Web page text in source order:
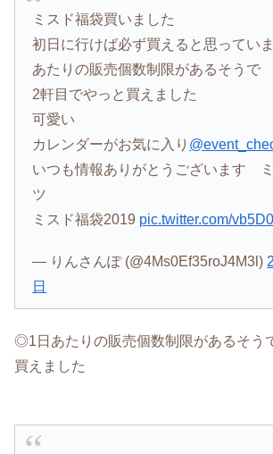
ミスド福袋買いました
初日に行けば必ず買えると思ってい
あたりの販売個数制限があるそうで
2軒目でやっと買えました
可愛い
カレンダーがお気に入り
いつも情報ありがとうございます
ツ
ミスド福袋2019 pic.twitter.com/
— りんさんぽ (@4Ms0Ef35roJ4M3l)
日
◎1日あたりの販売個数制限があるそう
買えました